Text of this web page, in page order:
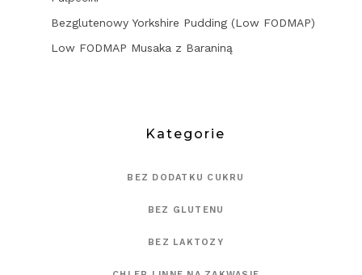
Bezglutenowy Yorkshire Pudding (Low FODMAP)
Low FODMAP Musaka z Baraniną
Kategorie
BEZ DODATKU CUKRU
BEZ GLUTENU
BEZ LAKTOZY